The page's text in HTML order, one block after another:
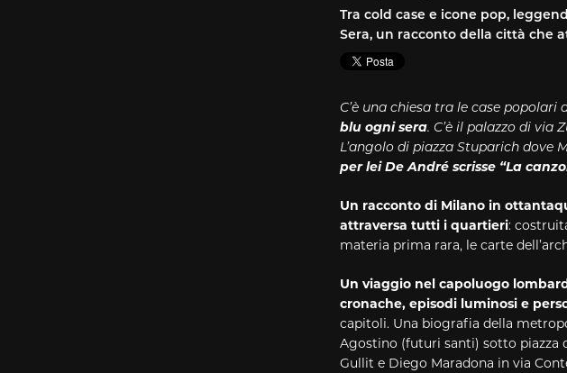
Tra cold case e icone pop,
Sera, un racconto della città che
C’è una chiesa tra le case popolari
blu ogni sera. C’è il palazzo di via
L’angolo di piazza Stuparich dove
per lei De André scrisse “La
Un racconto di Milano in
attraversa tutti i quartieri:
materia prima rara, le carte
Un viaggio nel capoluogo
cronache, episodi luminosi e
capitoli. Una biografia della
Agostino (futuri santi) sotto piazza
Gullit e Diego Maradona in via